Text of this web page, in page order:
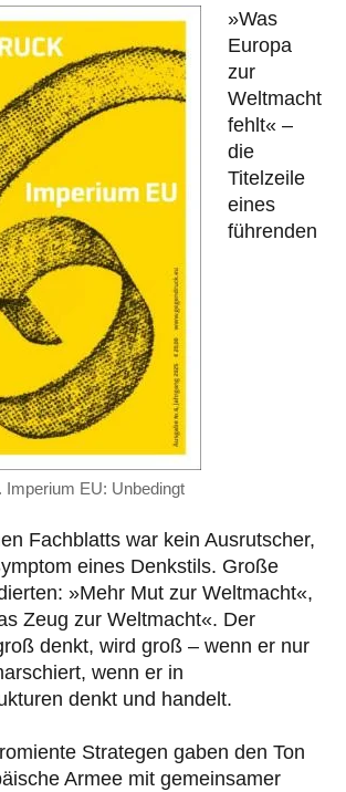
EU: Unbedingt
»Was
Europa
zur
Weltmacht
fehlt« –
die
Titelzeile
eines
führenden
Fachblatts war kein Ausrutscher,
eines Denkstils. Große
»Mehr Mut zur Weltmacht«,
Zeug zur Weltmacht«. Der
denkt, wird groß – wenn er nur
wenn er in
denkt und handelt.
Strategen gaben den Ton
Armee mit gemeinsamer